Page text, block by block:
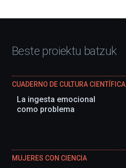
Beste proiektu batzuk
CUADERNO DE CULTURA CIENTÍFICA
La ingesta emocional
como problema
MUJERES CON CIENCIA